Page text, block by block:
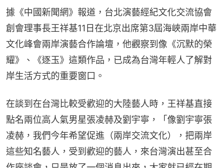
據《中國新聞網》報道，台北演藝經紀文化交流協會
創會理事長王祥基11日在北京出席第3屆海峽兩岸中華
文化峰會兩岸演藝合作論壇，他觀察到像《沉默的榮
耀》、《逐玉》這類作品，已成為台灣年輕人了解對
岸生活方式的重要窗口。
在談到在台灣比較受歡迎的大陸藝人時，王祥基直接
點名兩位高人氣男星張凌赫及劉宇寧，「像劉宇寧張
凌赫，我們今年希望促進（兩岸交流文化），把兩岸
這些知名藝人，受到歡迎的藝人，來台灣演出甚至合